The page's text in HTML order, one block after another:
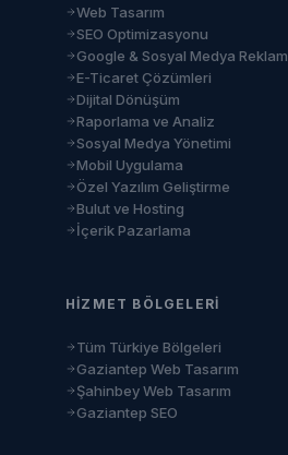
Web Tasarım
SEO Optimizasyonu
Google & Sosyal Medya Reklam
E-Ticaret Çözümleri
Dijital Dönüşüm
Raporlama ve Analiz
Sosyal Medya Yönetimi
Mobil Uygulama
Özel Yazılım Geliştirme
Bulut ve Hosting
İçerik Pazarlama
HIZMET BÖLGELERI
Tüm Türkiye Bölgeleri
Gaziantep Web Tasarım
Şahinbey Web Tasarım
Gaziantep SEO